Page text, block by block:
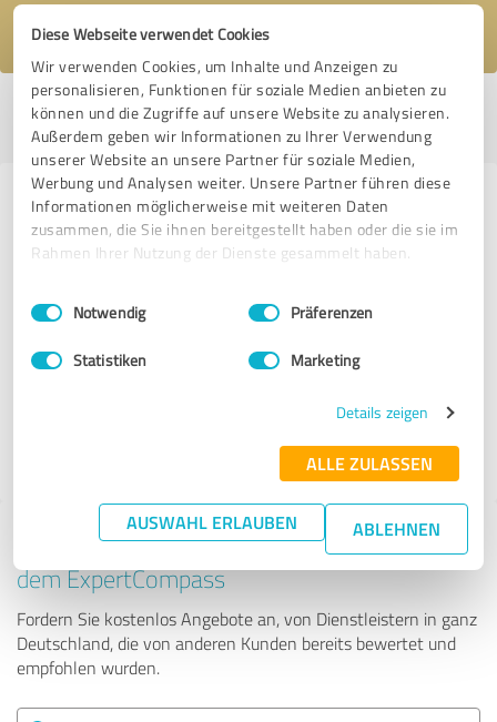
Diese Webseite verwendet Cookies
Wir verwenden Cookies, um Inhalte und Anzeigen zu
personalisieren, Funktionen für soziale Medien anbieten zu
können und die Zugriffe auf unsere Website zu analysieren.
Außerdem geben wir Informationen zu Ihrer Verwendung
unserer Website an unsere Partner für soziale Medien,
Werbung und Analysen weiter. Unsere Partner führen diese
Informationen möglicherweise mit weiteren Daten
zusammen, die Sie ihnen bereitgestellt haben oder die sie im
Rahmen Ihrer Nutzung der Dienste gesammelt haben.
Impressum Datenschutzbestimmungen
Einwilligungsauswahl
Notwendig Präferenzen
Statistiken Marketing
Details zeigen
ALLE ZULASSEN
AUSWAHL ERLAUBEN ABLEHNEN
Ich stimme den
Profil aktiv seit 29.02.2020 |Letzte Aktualisierung: 07.06.2025|Profil
melden
Erfahrungen zu weiteren
Anbietern aus dem Bereich
salesHAX Consulting GmbH
Tipp: Die passenden Experten finden - mit
dem ExpertCompass
Fordern Sie kostenlos Angebote an, von Dienstleistern in ganz
Deutschland, die von anderen Kunden bereits bewertet und
empfohlen wurden.